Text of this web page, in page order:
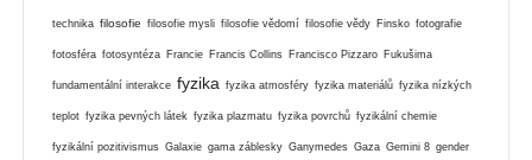
technika filosofie filosofie mysli filosofie vědomí filosofie vědy Finsko fotografie
fotosféra fotosyntéza Francie Francis Collins Francisco Pizzaro Fukušima
fundamentální interakce fyzika fyzika atmosféry fyzika materiálů fyzika nízkých
teplot fyzika pevných látek fyzika plazmatu fyzika povrchů fyzikální chemie
fyzikální pozitivismus Galaxie gama záblesky Ganymedes Gaza Gemini 8 gender